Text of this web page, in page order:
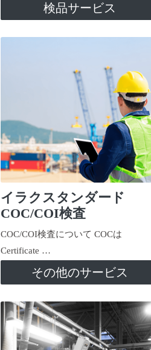
検品サービス
イラクスタンダード
COC/COI検査
COC/COI検査について COCは
Certificate …
その他のサービス